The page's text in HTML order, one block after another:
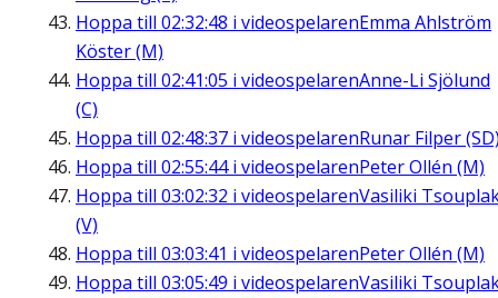
Hoppa till 02:32:48 i videospelarenEmma Ahlström
Köster (M)
Hoppa till 02:41:05 i videospelarenAnne-Li Sjölund
(C)
Hoppa till 02:48:37 i videospelarenRunar Filper
Hoppa till 02:55:44i videospelarenPeter Ollén (M)
Hoppa till 03:02:32 i videospelarenVasiliki
(V)
Hoppa till 03:03:41 i videospelarenPeter Ollén (M)
Hoppa till 03:05:49 i videospelarenVasiliki